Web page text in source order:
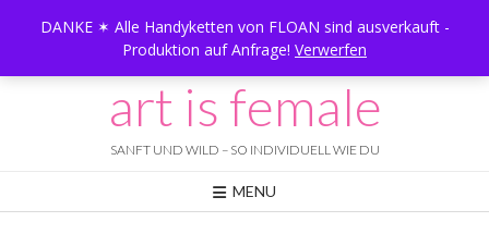
DANKE ✶ Alle Handyketten von FLOAN sind ausverkauft -
Produktion auf Anfrage! Verwerfen
art is female
SANFT UND WILD – SO INDIVIDUELL WIE DU
MENU